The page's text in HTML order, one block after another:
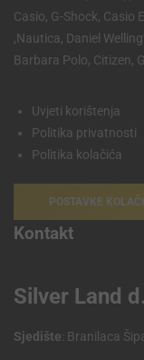
Casio, G-Shock, Casio
,Nautica, Daniel
Barbara Polo, Citizen,
Uvjeti korištenja
Politika privatnosti
Politika kolačića
POSTAVKE
Kontakt
Silver Land
Sjedište: Branilaca